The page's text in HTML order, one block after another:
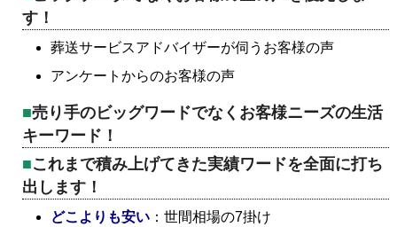
す！
葬送サービスアドバイザーが伺うお客様の声
アンケートからのお客様の声
売り手のビッグワードでなくお客様ニーズの生活
キーワード！
これまで積み上げてきた実績ワードを全面に打ち
出します！
どこよりも安い：世間相場の7掛け